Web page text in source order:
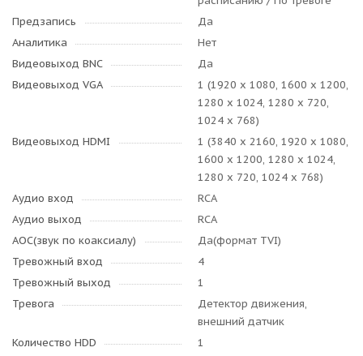
Предзапись
Да
Аналитика
Нет
Видеовыход BNC
Да
Видеовыход VGA
1 (1920 x 1080, 1600 x 1200,
1280 x 1024, 1280 x 720,
1024 x 768)
Видеовыход HDMI
1 (3840 x 2160, 1920 x 1080,
1600 x 1200, 1280 x 1024,
1280 x 720, 1024 x 768)
Аудио вход
RCA
Аудио выход
RCA
AOC(звук по коаксиалу)
Да(формат TVI)
Тревожный вход
4
Тревожный выход
1
Тревога
Детектор движения,
внешний датчик
Количество HDD
1